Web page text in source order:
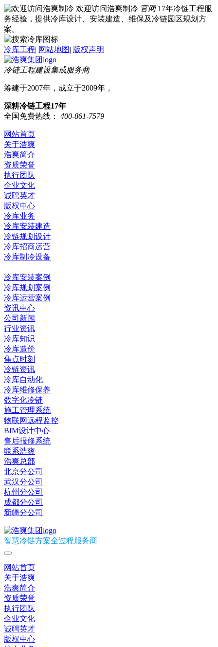
欢迎访问浩爽制冷 官网 17年冷链工程服
务经验，提供冷库设计、安装建造、维保及冷链园区规划方
案。
冷库工程| 网站地图| 版权声明
冷链工程建设集成服务商
筹建于2007年，成立于2009年，
深耕冷链工程17年
全国免费热线：
400-861-7579
网站首页
关于浩爽
浩爽简介
资质荣誉
执行团队
企业文化
诚聘英才
版权中心
冷库业务
冷库安装建造
冷链规划设计
冷库招商运营
冷库制冷设备
冷库安装案例
冷库规划案例
冷库运营案例
资讯中心
公司新闻
行业资讯
冷库知识
冷库造价
焦点时刻
冷链资讯
冷库自动化
冷库维修保养
数字化冷链
施工管理系统
物联网远程监控
BIM设计中心
售后报修系统
联系浩爽
浩爽总部
北京分公司
武汉分公司
杭州分公司
成都分公司
新疆分公司
智慧冷链方案全过程服务商
网站首页
关于浩爽
浩爽简介
资质荣誉
执行团队
企业文化
诚聘英才
版权中心